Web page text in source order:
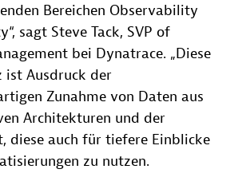
Bereichen Observability
sagt Steve Tack, SVP of
bei Dynatrace. „Diese
ist Ausdruck der
Zunahme von Daten aus
Architekturen und der
diese auch für tiefere Einblicke
zu nutzen.